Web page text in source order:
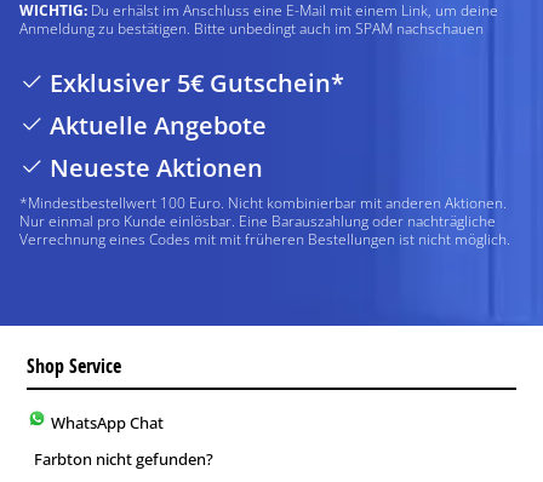
WICHTIG: Du erhälst im Anschluss eine E-Mail mit einem Link, um deine
Anmeldung zu bestätigen. Bitte unbedingt auch im SPAM nachschauen
Exklusiver 5€ Gutschein*
Aktuelle Angebote
Neueste Aktionen
*Mindestbestellwert 100 Euro. Nicht kombinierbar mit anderen Aktionen.
Nur einmal pro Kunde einlösbar. Eine Barauszahlung oder nachträgliche
Verrechnung eines Codes mit mit früheren Bestellungen ist nicht möglich.
Shop Service
WhatsApp Chat
Farbton nicht gefunden?